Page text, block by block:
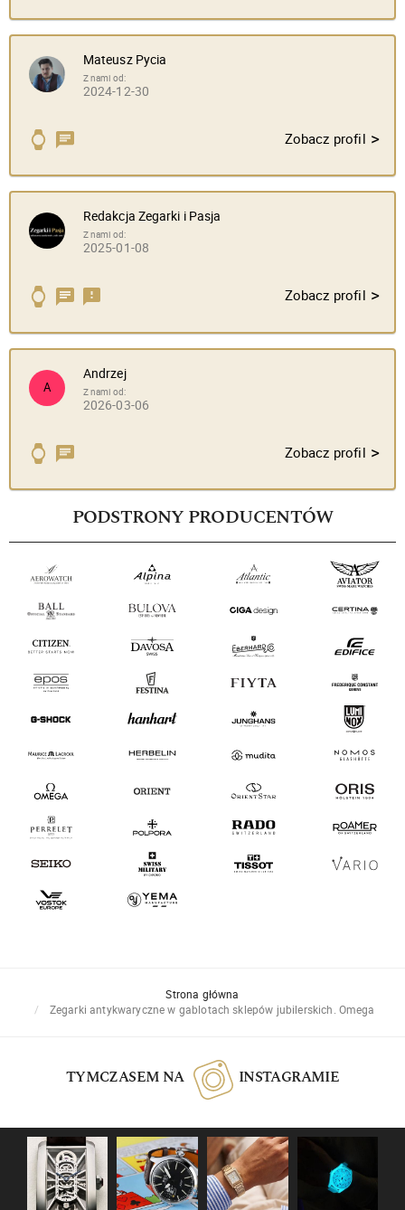
Mateusz Pycia
Z nami od:
2024-12-30
Zobacz profil >
Redakcja Zegarki i Pasja
Z nami od:
2025-01-08
Zobacz profil >
A
Andrzej
Z nami od:
2026-03-06
Zobacz profil >
PODSTRONY PRODUCENTÓW
Strona główna
Zegarki antykwaryczne w gablotach sklepów jubilerskich. Omega
TYMCZASEM NA INSTAGRAMIE